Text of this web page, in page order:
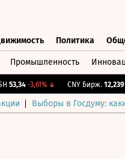
Политика
Промышленность
53,34 -3,61%↓ CNY Бирж. 12,239
Выборы в Госдуму: